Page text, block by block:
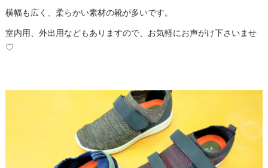
横幅も広く、柔らかい素材の靴が多いです。
室内用、外出用などもありますので、お気軽にお声がけ下さいませ
♡